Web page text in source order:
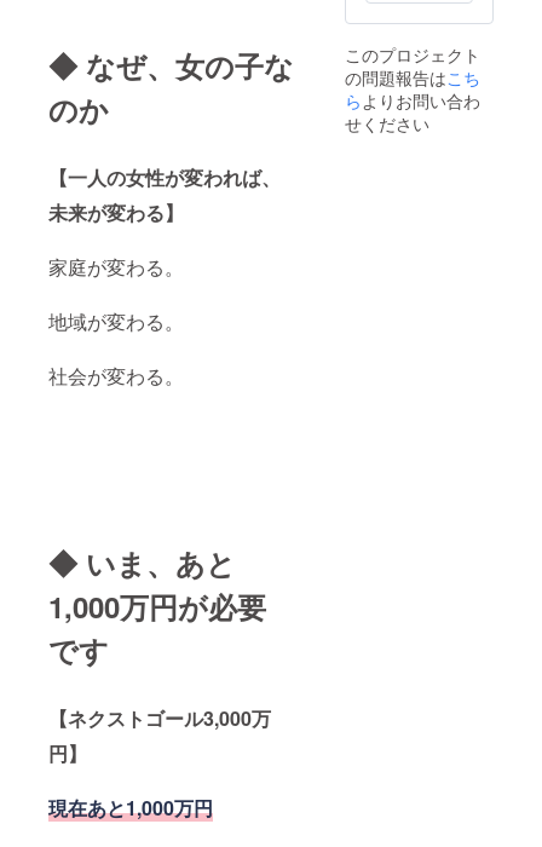
◆ なぜ、女の子な
のか
【一人の女性が変われば、
未来が変わる】
家庭が変わる。
地域が変わる。
社会が変わる。
◆ いま、あと
1,000万円が必要
です
【ネクストゴール3,000万
円】
現在あと1,000万円
このプロジェクト
の問題報告はこち
ら よりお問い合わ
せください